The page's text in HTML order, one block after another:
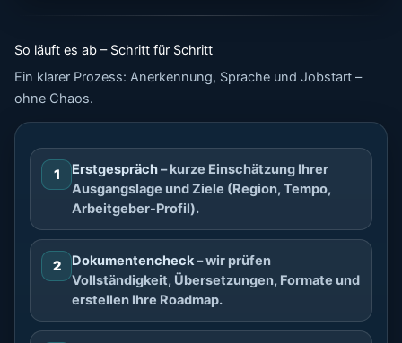
So läuft es ab – Schritt für Schritt
Ein klarer Prozess: Anerkennung, Sprache und Jobstart –
ohne Chaos.
1 Erstgespräch– kurze Einschätzung Ihrer
Ausgangslage und Ziele (Region, Tempo,
Arbeitgeber-Profil).
2 Dokumentencheck– wir prüfen
Vollständigkeit, Übersetzungen, Formate und
erstellen Ihre Roadmap.